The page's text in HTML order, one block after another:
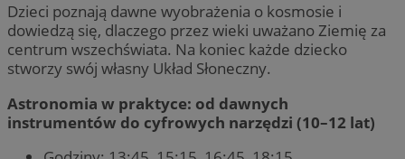
Dzieci poznają dawne wyobrażenia o kosmosie i
dowiedzą się, dlaczego przez wieki uważano Ziemię za
centrum wszechświata. Na koniec każde dziecko
stworzy swój własny Układ Słoneczny.
Astronomia w praktyce: od dawnych
instrumentów do cyfrowych narzędzi (10–12 lat)